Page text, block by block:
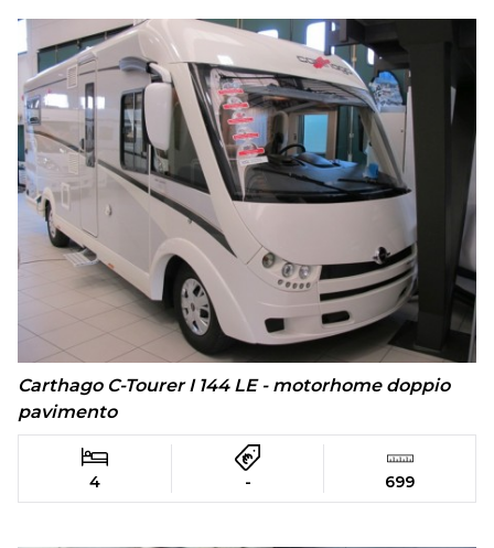
Carthago C-Tourer I 144 LE - motorhome doppio
pavimento
4 - 699